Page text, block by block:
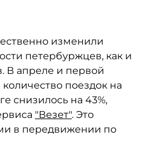
изменили
петербуржцев, как и
В апреле и первой
поездок на
снизилось на 43%,
"Везет". Это
в передвижении по